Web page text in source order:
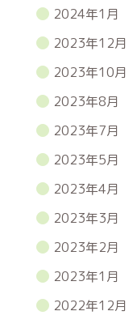
2024年1月
2023年12月
2023年10月
2023年8月
2023年7月
2023年5月
2023年4月
2023年3月
2023年2月
2023年1月
2022年12月